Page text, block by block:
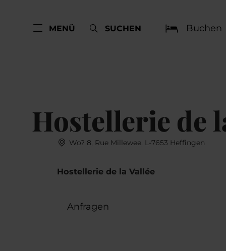
MENÜ SUCHEN Buchen
Hostellerie de
Wo? 8, Rue Millewee, L-7653 Heffingen
Hostellerie de la Vallée
Anfragen